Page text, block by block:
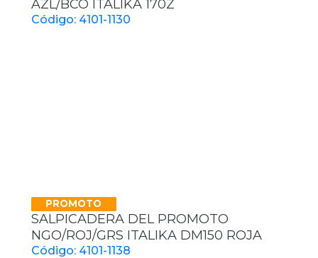
AZL/BCO ITALIKA 170Z
Código: 4101-1130
PROMOTO
SALPICADERA DEL PROMOTO
NGO/ROJ/GRS ITALIKA DM150 ROJA
Código: 4101-1138